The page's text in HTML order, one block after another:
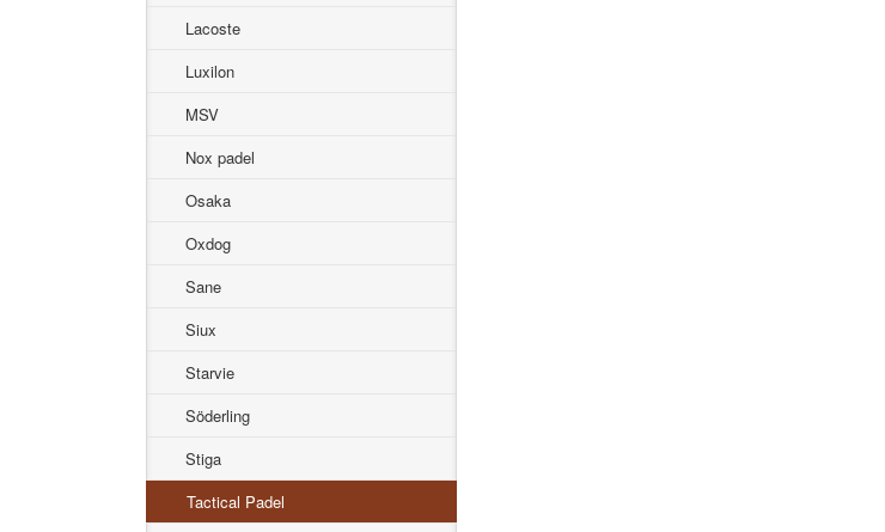
Lacoste
Luxilon
MSV
Nox padel
Osaka
Oxdog
Sane
Siux
Starvie
Söderling
Stiga
Tactical Padel